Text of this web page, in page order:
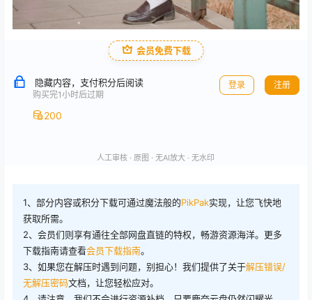
会员免费下载
隐藏内容，支付积分后阅读
购买完1小时后过期
200
登录 注册
人工审核 · 原图 · 无AI放大 · 无水印
1、部分内容或积分下载可通过魔法般的PikPak实现，让您飞快地
获取所需。
2、会员们则享有通往全部网盘直链的特权，畅游资源海洋。更多
下载指南请查看会员下载指南。
3、如果您在解压时遇到问题，别担心！我们提供了关于解压错误/
无解压密码文档，让您轻松应对。